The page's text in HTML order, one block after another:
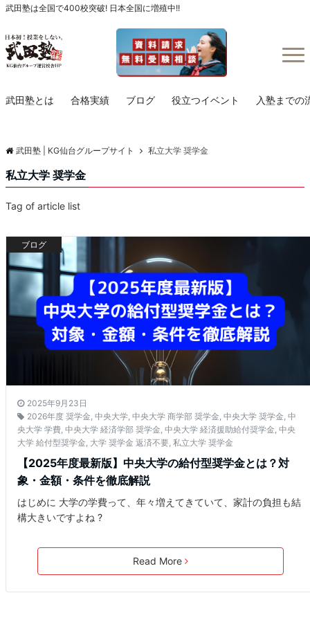
武田塾は全国で400校突破! 日本全国に増殖中!!
武田塾とは 合格実績 ブログ 役立つイベント 入塾までの
武田塾 | KG仙台グループサイト 私立大学 奨学金
私立大学 奨学金
Tag of article list
ブログ
2025年9月23日
2026年度 奨学金, 中央大学, 中央大学 商学部 奨学金, 中央大学 奨学金, 中
央大学 学費, 中央大学 経済学部 奨学金, 中央大学 経済援助給付奨学金, 中央
大学 給付型奨学金, 大学 奨学金 返済不要, 私立大学 奨学金
【2025年度最新版】中央大学の給付型奨学金とは？対
象・金額・条件を徹底解説
はじめに 大学の学費って、年々増えてきていて、家計の負担も結
構大きいですよね ?
Read More